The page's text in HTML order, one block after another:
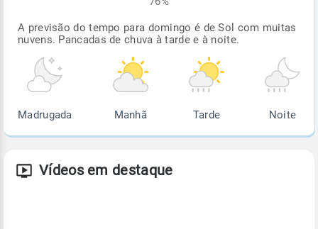
A previsão do tempo para domingo é de Sol com muitas
nuvens. Pancadas de chuva à tarde e à noite.
Madrugada Manhã Tarde Noite
Vídeos em destaque